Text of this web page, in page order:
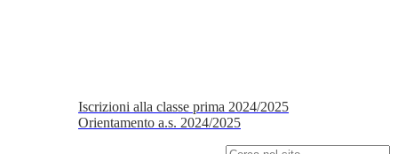
Iscrizioni alla classe prima 2024/2025
Orientamento a.s. 2024/2025